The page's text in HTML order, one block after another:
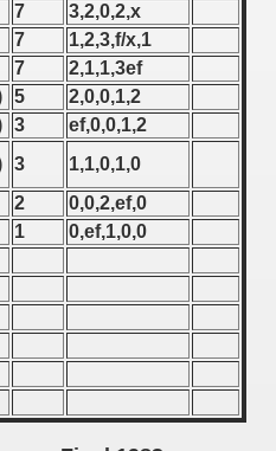
7
3,2,0,2,x
7
1,2,3,f/x,1
7
2,1,1,3ef
5
2,0,0,1,2
3
ef,0,0,1,2
3
1,1,0,1,0
2
0,0,2,ef,0
1 0,ef,1,0,0